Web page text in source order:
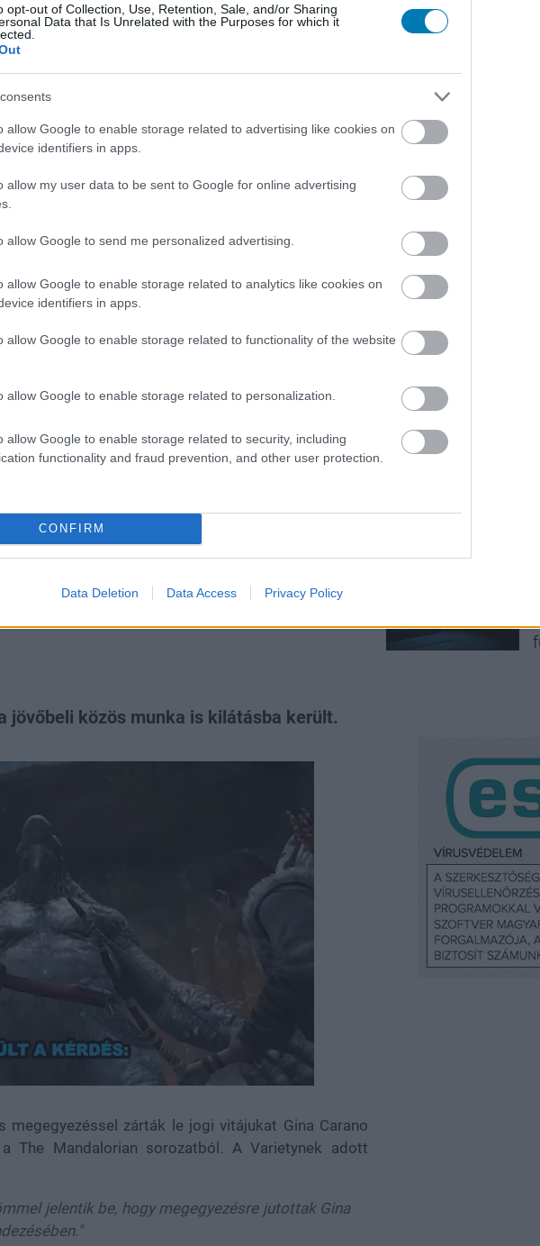
opt-out of Collection, Use, Retention, Sale, and/or Sharing
Data that Is Unrelated with the Purposes for which it
allow Google to enable storage related to advertising like cookies on
identifiers in apps.
allow my user data to be sent to Google for online advertising
allow Google to send me personalized advertising.
allow Google to enable storage related to analytics like cookies on
identifiers in apps.
allow Google to enable storage related to functionality of the website
allow Google to enable storage related to personalization.
allow Google to enable storage related to security, including
functionality and fraud prevention, and other user protection.
CONFIRM
Data Deletion Data Access Privacy Policy
hangulata – Jön a második forduló! (X)
#a jedi visszatér #a klónok háborúja #lázadók
Gina Carano és a
jövőbeli közös munka is kilátásba került.
zárták le jogi vitájukat Gina Carano
The Mandalorian sorozatból. A Varietynek adott
jelentik be, hogy megegyezésre jutottak Gina
PCW HÍREK